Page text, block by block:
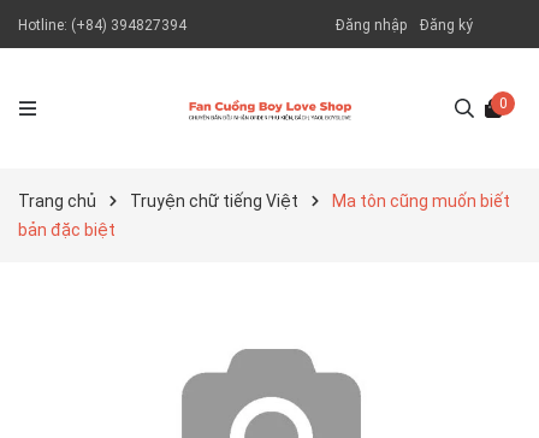
Hotline: (+84) 394827394 Đăng nhập Đăng ký
0
Trang chủ Truyện chữ tiếng Việt
Ma tôn cũng muốn biết
bản đặc biệt